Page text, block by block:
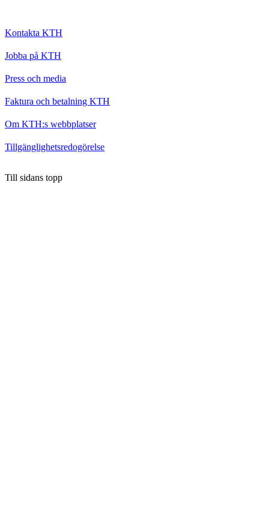
Kontakta KTH
Jobba på KTH
Press och media
Faktura och betalning KTH
Om KTH:s webbplatser
Tillgänglighetsredogörelse
Till sidans topp